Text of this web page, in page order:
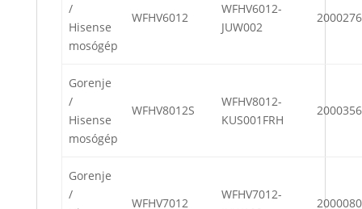
/
Hisense
mosógép
WFHV6012
WFHV6012-
JUW002
Gorenje
/
Hisense
mosógép
WFHV8012S
WFHV8012-
KUS001FRH
Gorenje
/
WFHV7012
WFHV7012-